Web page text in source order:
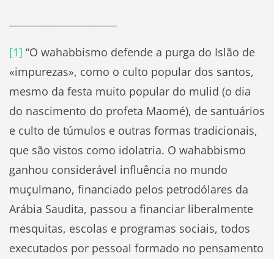
[1] “O wahabbismo defende a purga do Islão de
«impurezas», como o culto popular dos santos,
mesmo da festa muito popular do mulid (o dia
do nascimento do profeta Maomé), de santuários
e culto de túmulos e outras formas tradicionais,
que são vistos como idolatria. O wahabbismo
ganhou considerável influência no mundo
muçulmano, financiado pelos petrodólares da
Arábia Saudita, passou a financiar liberalmente
mesquitas, escolas e programas sociais, todos
executados por pessoal formado no pensamento